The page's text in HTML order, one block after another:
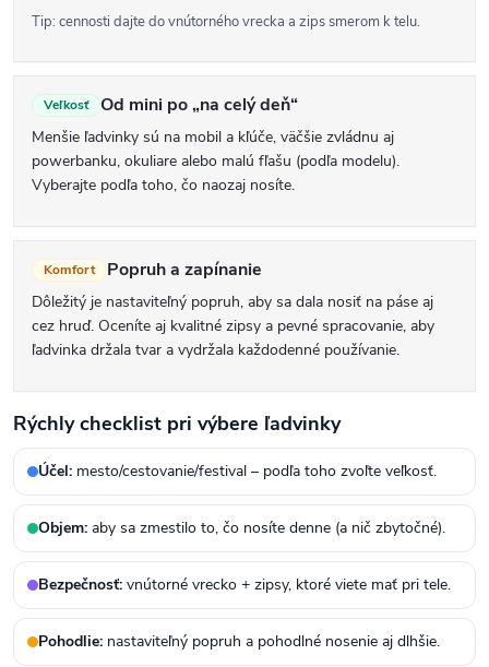
ý
u
Tip: cennosti dajte do vnútorného vrecka a zips smerom k telu.
Veľkosť Od mini po „na celý deň“
Menšie ľadvinky sú na mobil a kľúče, väčšie zvládnu aj
powerbanku, okuliare alebo malú fľašu (podľa modelu).
Vyberajte podľa toho, čo naozaj nosíte.
Komfort Popruh a zapínanie
Dôležitý je nastaviteľný popruh, aby sa dala nosiť na páse aj
cez hruď. Oceníte aj kvalitné zipsy a pevné spracovanie, aby
ľadvinka držala tvar a vydržala každodenné používanie.
Rýchly checklist pri výbere ľadvinky
Účel: mesto/cestovanie/festival – podľa toho zvoľte veľkosť.
Objem: aby sa zmestilo to, čo nosíte denne (a nič zbytočné).
Bezpečnosť: vnútorné vrecko + zipsy, ktoré viete mať pri tele.
Pohodlie: nastaviteľný popruh a pohodlné nosenie aj dlhšie.